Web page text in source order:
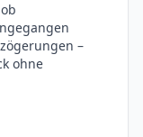
–
ohne